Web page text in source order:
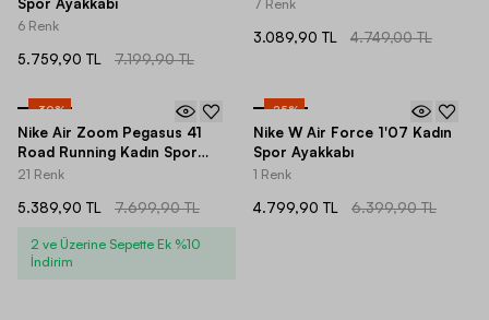
Spor Ayakkabı
6 Renk
5.759,90 TL 7.199,90 TL
7 Renk
3.089,90 TL 4.749,00 TL
-30%
Nike Air Zoom Pegasus 41
Road Running Kadın Spor
Ayakkabı
21 Renk
5.389,90 TL 7.699,90 TL
2 ve Üzerine Sepette Ek %10
İndirim
-25%
Nike W Air Force 1'07 Kadın
Spor Ayakkabı
1 Renk
4.799,90 TL 6.399,90 TL